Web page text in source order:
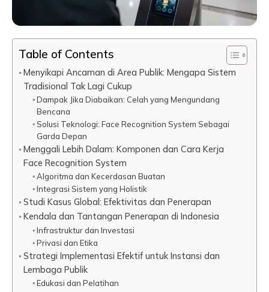
Table of Contents
Menyikapi Ancaman di Area Publik: Mengapa Sistem
Tradisional Tak Lagi Cukup
Dampak Jika Diabaikan: Celah yang Mengundang
Bencana
Solusi Teknologi: Face Recognition System Sebagai
Garda Depan
Menggali Lebih Dalam: Komponen dan Cara Kerja
Face Recognition System
Algoritma dan Kecerdasan Buatan
Integrasi Sistem yang Holistik
Studi Kasus Global: Efektivitas dan Penerapan
Kendala dan Tantangan Penerapan di Indonesia
Infrastruktur dan Investasi
Privasi dan Etika
Strategi Implementasi Efektif untuk Instansi dan
Lembaga Publik
Edukasi dan Pelatihan